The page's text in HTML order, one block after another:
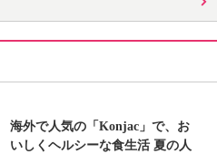
海外で人気の「Konjac」で、お
いしくヘルシーな食生活 夏の人